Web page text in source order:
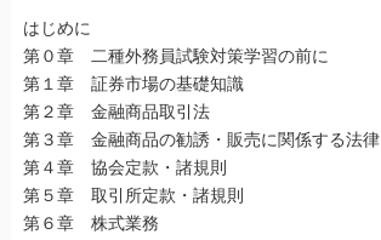
はじめに
第０章 二種外務員試験対策学習の前に
第１章 証券市場の基礎知識
第２章 金融商品取引法
第３章 金融商品の勧誘・販売に関係する法律
第４章 協会定款・諸規則
第５章 取引所定款・諸規則
第６章 株式業務